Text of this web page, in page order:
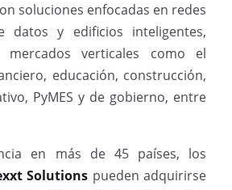
soluciones enfocadas en redes
datos y edificios inteligentes,
mercados verticales como el
educación, construcción,
PyMES y de gobierno, entre
en más de 45 países, los
Solutions pueden adquirirse